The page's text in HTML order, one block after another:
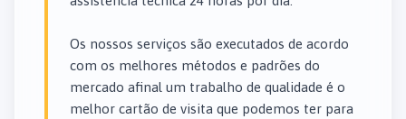
Os nossos serviços são executados de acordo
com os melhores métodos e padrões do
mercado afinal um trabalho de qualidade é o
melhor cartão de visita que podemos ter para